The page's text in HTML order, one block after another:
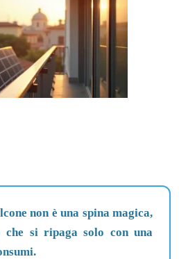
non è una spina magica,
che si ripaga solo con una